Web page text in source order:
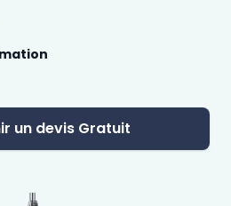
un devis Gratuit